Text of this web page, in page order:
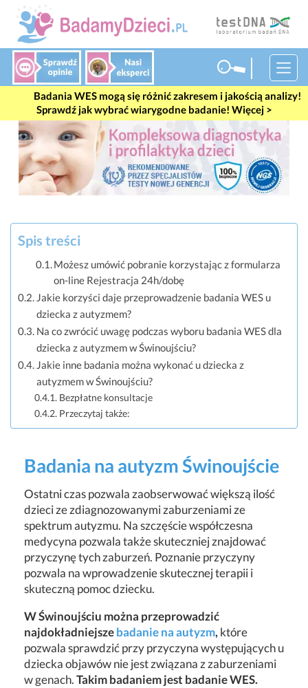
Badania WES mogą się różnić zakresem i jakością analizy!
Sprawdź jak wybrać wiarygodne badanie! Więcej >
Badania na autyzm Świnoujście
Ostatni czas pozwala zaobserwować większą ilość
dzieci ze zdiagnozowanymi zaburzeniami ze
spektrum autyzmu. Na szczęście współczesna
medycyna pozwala także skuteczniej znajdować
przyczynę tych zaburzeń. Poznanie przyczyny
pozwala na wprowadzenie skutecznej terapii i
skuteczną pomoc dziecku.
W Świnoujściu można przeprowadzić
najdokładniejszebadanie na autyzm, które
pozwala sprawdzić przy przyczyna występujących u
dziecka objawów nie jest związana z zaburzeniami
w genach.Takim badaniem jest badanie WES.
Spis treści
Możesz umówić pobranie korzystając z formularza
on-line Rejestracja 24h/dobę
Jakie korzyści daje przeprowadzenie badania WES u
dziecka z autyzmem?
Na co zwrócić uwagę podczas wyboru badania WES dla
dziecka z autyzmem w Świnoujściu?
Jakie inne badania można wykonać u dziecka z
autyzmem w Świnoujściu?
Bezpłatne konsultacje
Przeczytaj także: